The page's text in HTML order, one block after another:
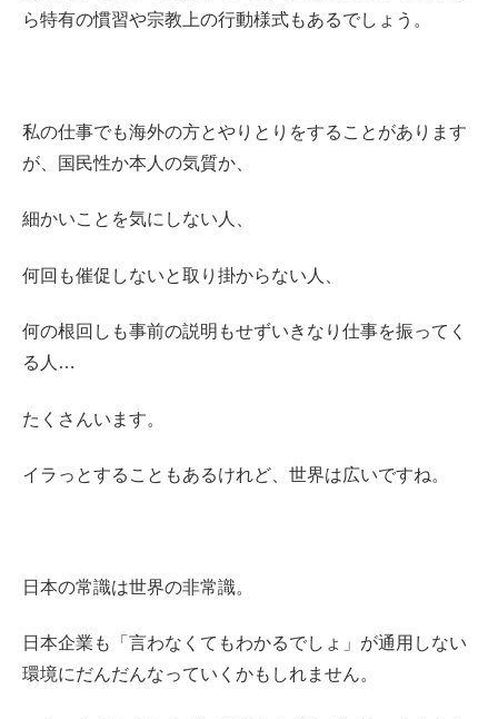
ら特有の慣習や宗教上の行動様式もあるでしょう。
私の仕事でも海外の方とやりとりをすることがあります
が、国民性か本人の気質か、
細かいことを気にしない人、
何回も催促しないと取り掛からない人、
何の根回しも事前の説明もせずいきなり仕事を振ってく
る人…
たくさんいます。
イラっとすることもあるけれど、世界は広いですね。
日本の常識は世界の非常識。
日本企業も「言わなくてもわかるでしょ」が通用しない
環境にだんだんなっていくかもしれません。